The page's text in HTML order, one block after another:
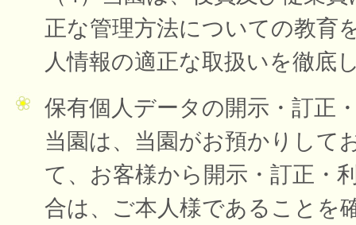
正な管理方法についての教育
人情報の適正な取扱いを徹底
保有個人データの開示・訂正
当園は、当園がお預かりして
て、お客様から開示・訂正・
合は、ご本人様であることを